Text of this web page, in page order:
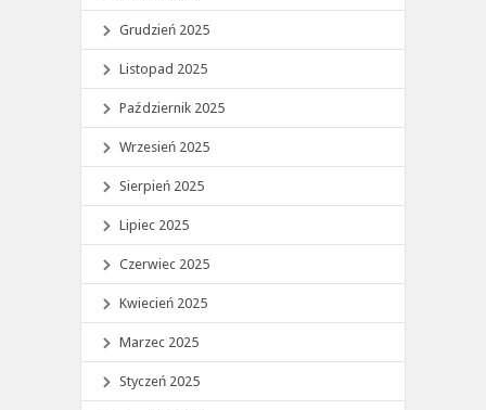
Grudzień 2025
Listopad 2025
Październik 2025
Wrzesień 2025
Sierpień 2025
Lipiec 2025
Czerwiec 2025
Kwiecień 2025
Marzec 2025
Styczeń 2025